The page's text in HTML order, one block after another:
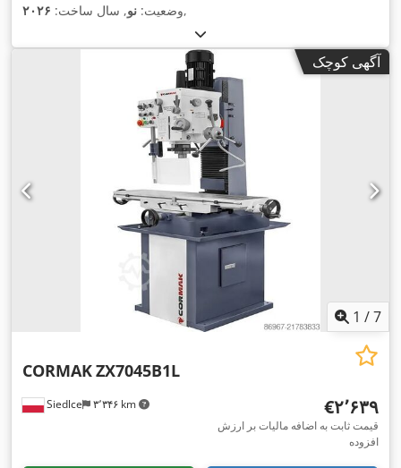
وضعیت: نو, سال ساخت: ۲۰۲۶ ,
آگهی کوچک
1 /7
Siedlce ۳٬۳۴۶ km
CORMAKZX7045B1L
‎€۲٬۶۳۹
قیمت ثابت به اضافه مالیات بر ارزش
افزوده